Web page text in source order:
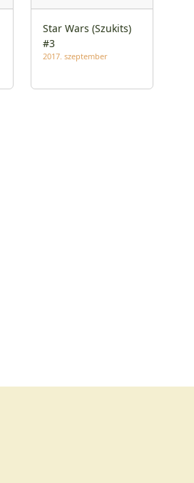
Star Wars (Szukits)
#3
2017. szeptember